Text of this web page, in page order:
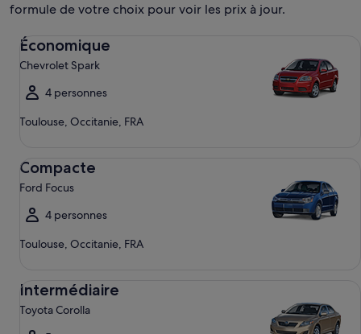
formule de votre choix pour voir les prix à jour.
Économique
Chevrolet Spark
4 personnes
Toulouse, Occitanie, FRA
Économique Chevrolet Spark
Compacte
Ford Focus
4 personnes
Toulouse, Occitanie, FRA
Intermédiaire
Toyota Corolla